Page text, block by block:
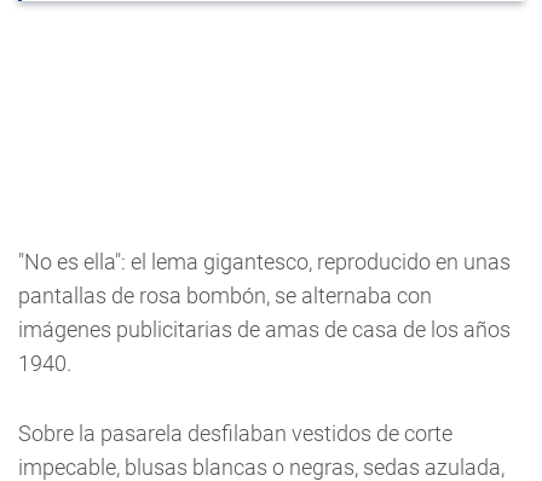
"No es ella": el lema gigantesco, reproducido en unas
pantallas de rosa bombón, se alternaba con
imágenes publicitarias de amas de casa de los años
1940.
Sobre la pasarela desfilaban vestidos de corte
impecable, blusas blancas o negras, sedas azulada,